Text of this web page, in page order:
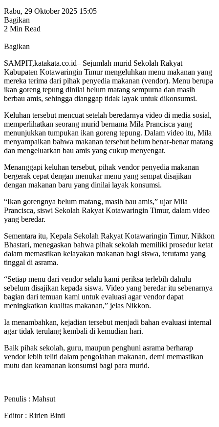
Rabu, 29 Oktober 2025 15:05
Bagikan
2 Min Read
Bagikan
SAMPIT,katakata.co.id– Sejumlah murid Sekolah Rakyat
Kabupaten Kotawaringin Timur mengeluhkan menu makanan yang
mereka terima dari pihak penyedia makanan (vendor). Menu berupa
ikan goreng tepung dinilai belum matang sempurna dan masih
berbau amis, sehingga dianggap tidak layak untuk dikonsumsi.
Keluhan tersebut mencuat setelah beredarnya video di media sosial,
memperlihatkan seorang murid bernama Mila Prancisca yang
menunjukkan tumpukan ikan goreng tepung. Dalam video itu, Mila
menyampaikan bahwa makanan tersebut belum benar-benar matang
dan mengeluarkan bau amis yang cukup menyengat.
Menanggapi keluhan tersebut, pihak vendor penyedia makanan
bergerak cepat dengan menukar menu yang sempat disajikan
dengan makanan baru yang dinilai layak konsumsi.
“Ikan gorengnya belum matang, masih bau amis,” ujar Mila
Prancisca, siswi Sekolah Rakyat Kotawaringin Timur, dalam video
yang beredar.
Sementara itu, Kepala Sekolah Rakyat Kotawaringin Timur, Nikkon
Bhastari, menegaskan bahwa pihak sekolah memiliki prosedur ketat
dalam memastikan kelayakan makanan bagi siswa, terutama yang
tinggal di asrama.
“Setiap menu dari vendor selalu kami periksa terlebih dahulu
sebelum disajikan kepada siswa. Video yang beredar itu sebenarnya
bagian dari temuan kami untuk evaluasi agar vendor dapat
meningkatkan kualitas makanan,” jelas Nikkon.
Ia menambahkan, kejadian tersebut menjadi bahan evaluasi internal
agar tidak terulang kembali di kemudian hari.
Baik pihak sekolah, guru, maupun penghuni asrama berharap
vendor lebih teliti dalam pengolahan makanan, demi memastikan
mutu dan keamanan konsumsi bagi para murid.
Penulis : Mahsut
Editor : Ririen Binti